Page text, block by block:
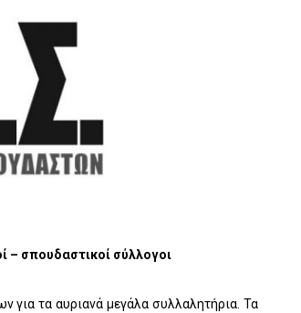
– σπουδαστικοί σύλλογοι
για τα αυριανά μεγάλα συλλαλητήρια. Τα